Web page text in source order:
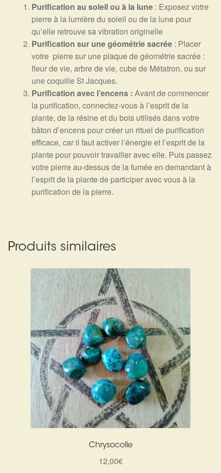
Purification au soleil ou à la lune : Exposez votre
pierre à la lumière du soleil ou de la lune pour
qu’elle retrouve sa vibration originelle
Purification sur une géométrie sacrée : Placer
votre pierre sur une plaque de géométrie sacrée :
fleur de vie, arbre de vie, cube de Métatron, ou sur
une coquille St Jacques.
Purification avec l’encens : Avant de commencer
la purification, connectez-vous à l’esprit de la
plante, de la résine et du bois utilisés dans votre
bâton d’encens pour créer un rituel de purification
efficace, car il faut activer l’énergie et l’esprit de la
plante pour pouvoir travailler avec elle. Puis passez
votre pierre au-dessus de la fumée en demandant à
l’esprit de la plante de participer avec vous à la
purification de la pierre.
Produits similaires
Chrysocolle
12,00€